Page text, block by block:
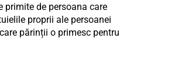
primite de persoana care
proprii ale persoanei
părinții o primesc pentru